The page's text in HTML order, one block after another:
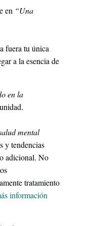
en “Una
fuera tu única
a la esencia de
en la
mental
y tendencias
adicional. No
tratamiento
información